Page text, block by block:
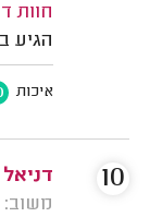
חוות
הגיע
איכות
משוב: 16/09/2020
10